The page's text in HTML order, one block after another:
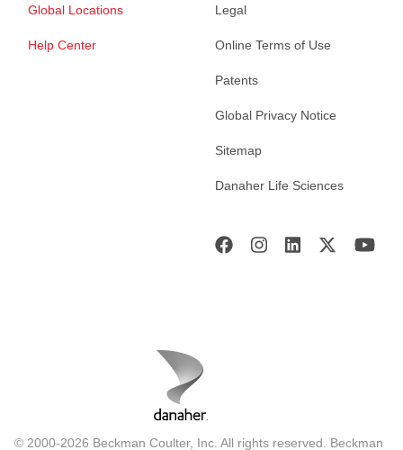
Global Locations
Help Center
Legal
Online Terms of Use
Patents
Global Privacy Notice
Sitemap
Danaher Life Sciences
© 2000-2026 Beckman Coulter, Inc. All rights reserved. Beckman